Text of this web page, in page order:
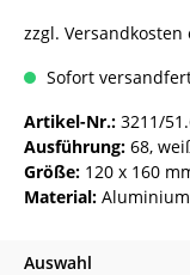
zzgl. Versandkosten
Sofort
Artikel-Nr.: 3211/
Ausführung: 68,
Größe: 120 x 160
Material:
Auswahl